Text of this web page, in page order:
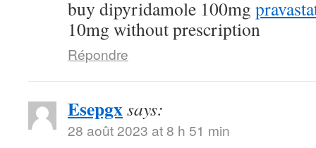
buy dipyridamole 100mg
10mg without prescription
Répondre
Esepgxsays:
28 août 2023 at 8 h 51 min